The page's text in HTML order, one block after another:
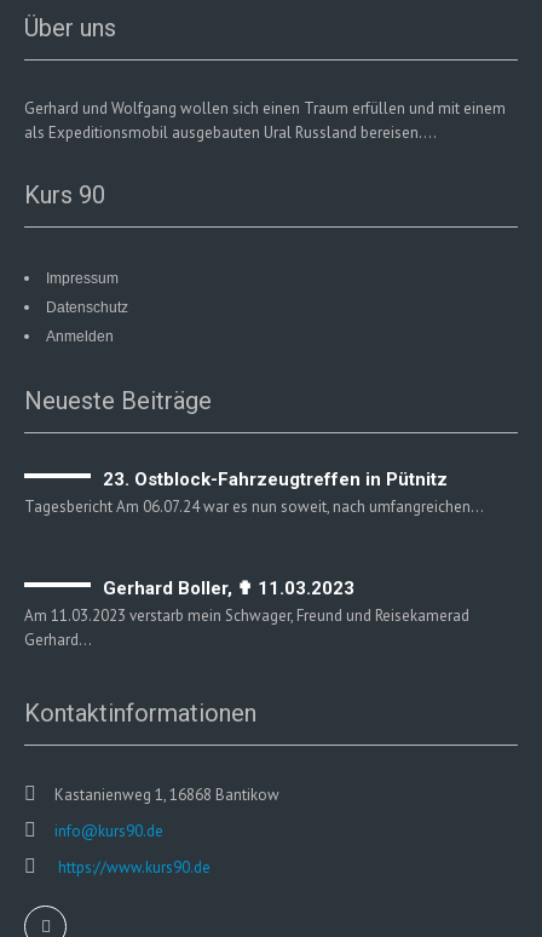
Über uns
Gerhard und Wolfgang wollen sich einen Traum erfüllen und mit einem
als Expeditionsmobil ausgebauten Ural Russland bereisen....
Kurs 90
Impressum
Datenschutz
Anmelden
Neueste Beiträge
23. Ostblock-Fahrzeugtreffen in Pütnitz
Tagesbericht Am 06.07.24 war es nun soweit, nach umfangreichen…
Gerhard Boller, ✟ 11.03.2023
Am 11.03.2023 verstarb mein Schwager, Freund und Reisekamerad
Gerhard…
Kontaktinformationen
Kastanienweg 1, 16868 Bantikow
info@kurs90.de
https://www.kurs90.de